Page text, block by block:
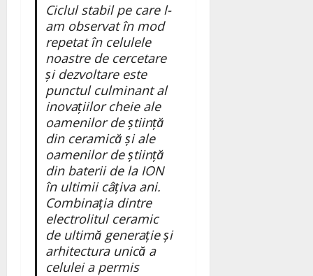
Ciclul stabil pe care l-
am observat în mod
repetat în celulele
noastre de cercetare
și dezvoltare este
punctul culminant al
inovațiilor cheie ale
oamenilor de știință
din ceramică și ale
oamenilor de știință
din baterii de la ION
în ultimii câțiva ani.
Combinația dintre
electrolitul ceramic
de ultimă generație și
arhitectura unică a
celulei a permis